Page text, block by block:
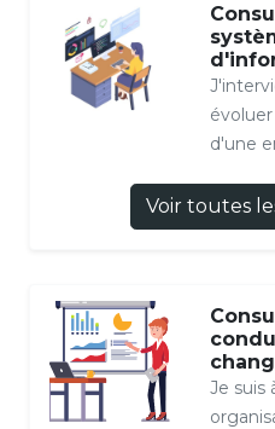
d'une
Voir toutes
Je suis